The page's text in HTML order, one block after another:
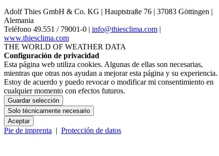
Adolf Thies GmbH & Co. KG | Hauptstraße 76 | 37083 Göttingen |
Alemania
Teléfono 49.551 /­ 79001-0 | info@thiesclima.com |
www.thiesclima.com
THE WORLD OF WEATHER DATA
Configuración de privacidad
Esta página web utiliza cookies. Algunas de ellas son necesarias,
mientras que otras nos ayudan a mejorar esta página y su experiencia.
Estoy de acuerdo y puedo revocar o modificar mi consentimiento en
cualquier momento con efectos futuros.
Guardar selección
Solo técnicamente necesario
Aceptar
Pie de imprenta | Protección de datos